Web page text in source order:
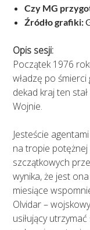
Czy MG
Źródło grafiki:
Opis sesji:
Początek 1976
władzę po
dekad kraj ten
Wojnie.
Jesteście
na tropie potężnej
szczątkowych
wynika, że jest
miesiące
Olvidar –
usiłujący